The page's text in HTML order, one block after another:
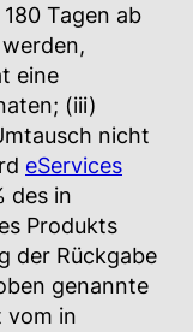
Tagen ab
eine
(iii)
nicht
eServices
des in
Produkts
der Rückgabe
genannte
vom in